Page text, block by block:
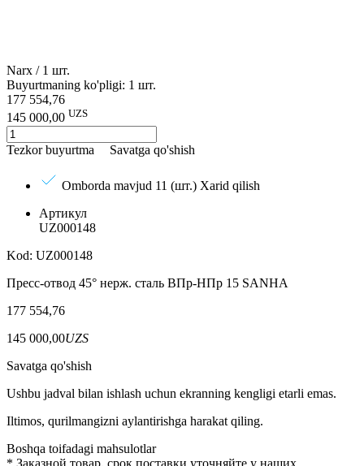
Narx / 1 шт.
Buyurtmaning ko'pligi: 1 шт.
177 554,76
145 000,00 UZS
Tezkor buyurtma Savatga qo'shish
Omborda mavjud 11 (шт.) Xarid qilish
Артикул
UZ000148
Kod: UZ000148
Пресс-отвод 45° нерж. сталь ВПр-НПр 15 SANHA
177 554,76
145 000,00UZS
Savatga qo'shish
Ushbu jadval bilan ishlash uchun ekranning kengligi etarli emas.
Iltimos, qurilmangizni aylantirishga harakat qiling.
Boshqa toifadagi mahsulotlar
* Заказной товар, срок поставки уточняйте у наших